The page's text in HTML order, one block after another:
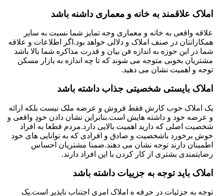
املاک علاقمند به خانه و معماری داشنه باشد
علاقه واقعی به خانه و معماری وجه تمایز شما نسبت به سایر
همکارانتان در صنف املاک و دلالی خواهد بود.اگر اطلاعات و علاقه
شما در این حوزه به اندازه فن بیان و قدرت مذاکره شما بالا باشد
مشتریان بخوبی متوجه می شوند که تا چه اندازه به بازار مسکن
توجه و اهمیت نشان می دهید.
املاک بایستی شخصیتی جذاب داشته باشد
یک املاک خوب کارش فقط فروش و عرضه ملک نیست بلکه ارائه
و عرضه خود و داشته هایش است.بنابراین نشان دادن خودِ واقعی و
شخصیت اصلی که دارید اهمیت بالایی دارد.مردم قطعا به افراد
خوش برخورد باشخصیت و صادق و افرادی که به توانایی های خود
اطمینان دارند توجه نشان می دهند.ضمنا مشتریان احساس
رضایتمندی بشتری از کار کردن با این افراد دارند.
املاک باید توجه به جزییات داشته باشد
توجه به جزئیات در حرفه ه املاک امری اجتناب ناپذیر است.یک